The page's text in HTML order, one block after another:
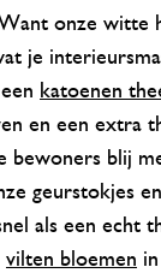
onze witte
je
katoenen
en een extra
bewoners blij
geurstokjes
als een echt
vilten bloemen